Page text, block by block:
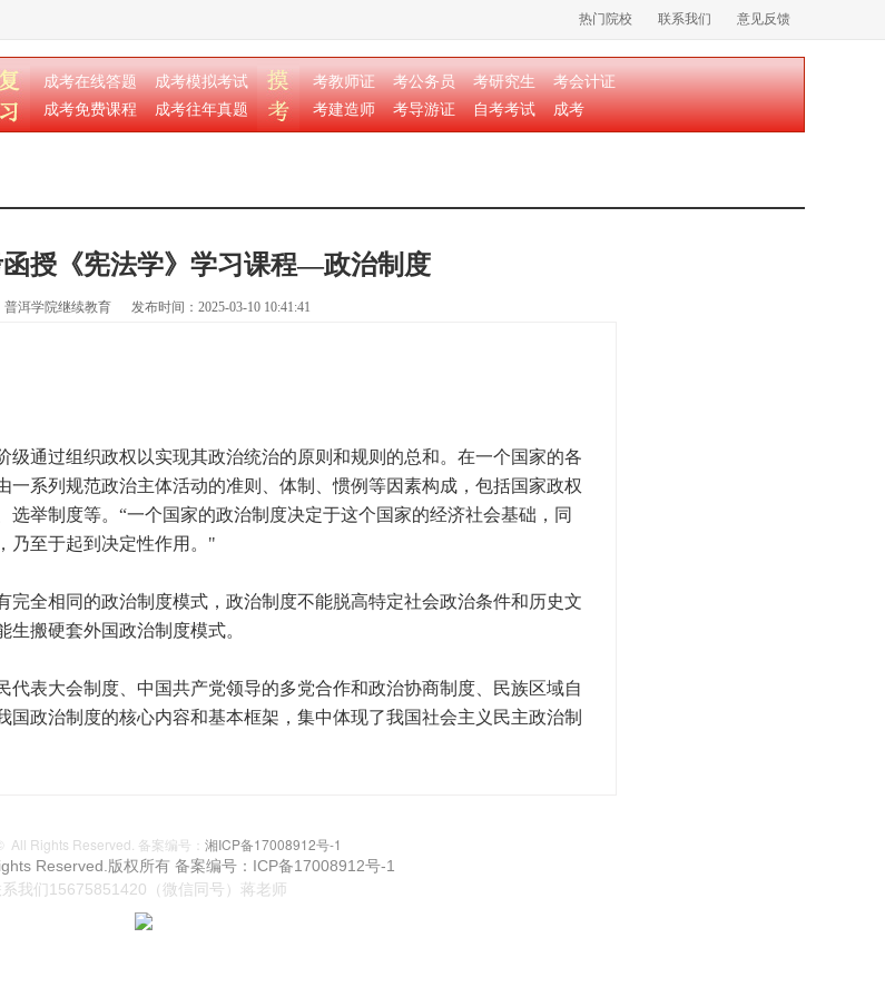
热门院校 联系我们 意见反馈
成考在线答题
成考模拟考试
成考免费课程
成考往年真题
考教师证 考公务员 考研究生
考会计证
考建造师
考导游证 自考考试 成考
授《宪法学》学习课程—政治制度
普洱学院继续教育 发布时间：2025-03-10 10:41:41
通过组织政权以实现其政治统治的原则和规则的总和。在一个国家的各
一系列规范政治主体活动的准则、体制、惯例等因素构成，包括国家政权
选举制度等。“一个国家的政治制度决定于这个国家的经济社会基础，同
乃至于起到决定性作用。"
全相同的政治制度模式，政治制度不能脱高特定社会政治条件和历史文
搬硬套外国政治制度模式。
表大会制度、中国共产党领导的多党合作和政治协商制度、民族区域自
政治制度的核心内容和基本框架，集中体现了我国社会主义民主政治制
All Rights Reserved. 备案编号： 湘ICP备17008912号-1
Reserved.版权所有 备案编号：ICP备17008912号-1
我们15675851420（微信同号）蒋老师